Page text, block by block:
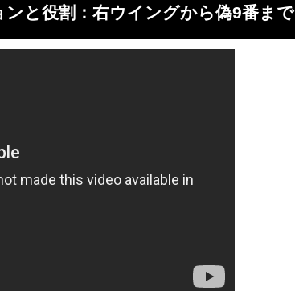
と役割：右ウイングから偽9番まで